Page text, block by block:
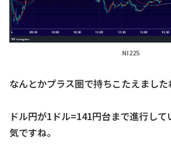
NI225
なんとかプラス圏で持ちこたえました
ドル円が1ドル=141円台まで進行し
気ですね。